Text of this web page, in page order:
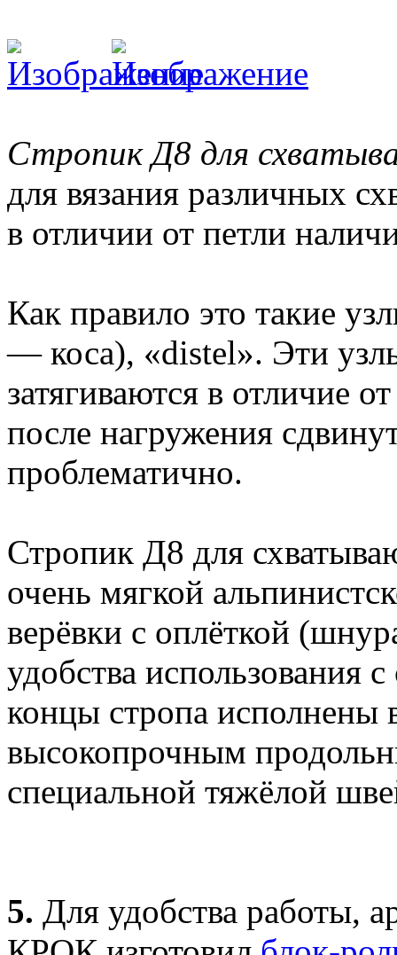
Стропик Д8 для
для вязания различных
в отличии от петли
Как правило это такие
— коса), «distel». Эти
затягиваются в отличие
после нагружения
проблематично.
Стропик Д8 для
очень мягкой
верёвки с оплёткой
удобства использования
концы стропа исполнены
высокопрочным
специальной тяжёлой
5. Для удобства работы,